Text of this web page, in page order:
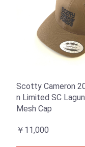
Scotty Cameron
n Limited SC
Mesh Cap
￥11,000